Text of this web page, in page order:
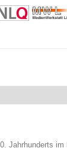
Jahrhunderts im